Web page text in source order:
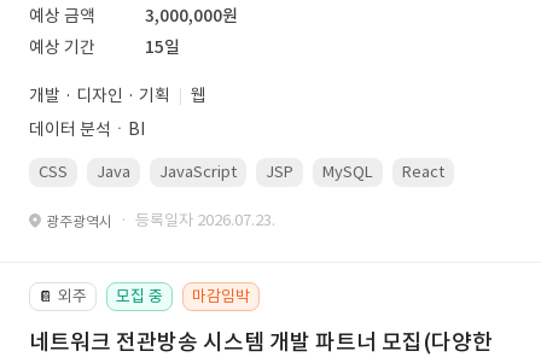
예상 금액
3,000,000원
예상 기간
15일
개발 · 디자인 · 기획
웹
데이터 분석ㆍBI
CSS Java JavaScript JSP MySQL React
광주광역시 · 등록일자 2026.07.23.
📔 외주 모집 중 마감임박
네트워크 전관방송 시스템 개발 파트너 모집(다양한